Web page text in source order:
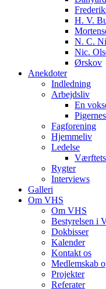
H. V.
N. C.
Nic.
Ørskov
Anekdoter
Indledning
Arbejdsliv
En
Fagforening
Hjemmeliv
Ledelse
Rygter
Interviews
Galleri
Om VHS
Om VHS
Bestyrelsen i
Dokbisser
Kalender
Kontakt os
Medlemskab
Projekter
Referater